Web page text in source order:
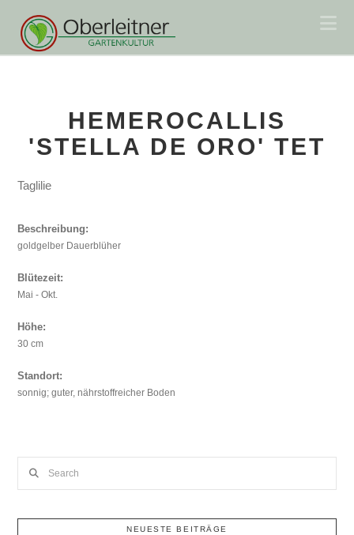
HEMEROCALLIS
'STELLA DE ORO' TET
Taglilie
Beschreibung:
goldgelber Dauerblüher
Blütezeit:
Mai - Okt.
Höhe:
30 cm
Standort:
sonnig; guter, nährstoffreicher Boden
NEUESTE BEITRÄGE